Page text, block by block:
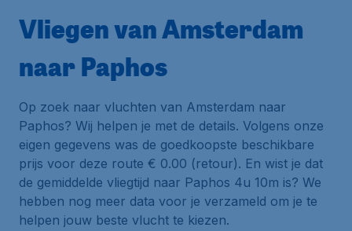
Vliegen van Amsterdam
naar Paphos
Op zoek naar vluchten van Amsterdam naar
Paphos? Wij helpen je met de details. Volgens onze
eigen gegevens was de goedkoopste beschikbare
prijs voor deze route € 0.00 (retour). En wist je dat
de gemiddelde vliegtijd naar Paphos 4u 10m is? We
hebben nog meer data voor je verzameld om je te
helpen jouw beste vlucht te kiezen.